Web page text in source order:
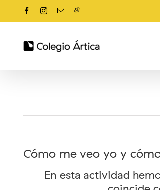
contenido
FacebookInstagram
CorreoAlexia
Cómo me veo yo y
En esta actividad